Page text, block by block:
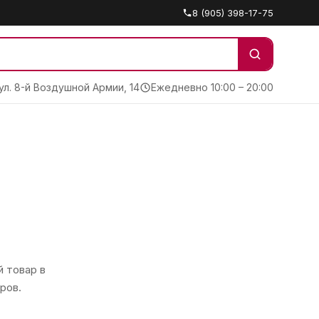
8 (905) 398-17-75
8-й Воздушной Армии, 14 Ежедневно 10:00 – 20:00
товар в